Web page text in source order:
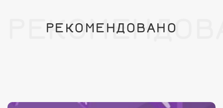
РЕКОМЕНДОВАНО